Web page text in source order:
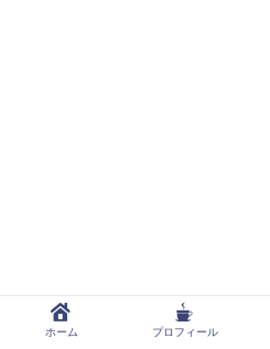
ホーム プロフィール